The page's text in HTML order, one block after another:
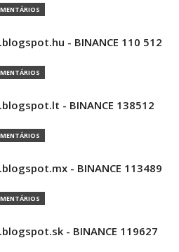
- BINANCE 110 512
- BINANCE 138512
- BINANCE 113489
- BINANCE 119627